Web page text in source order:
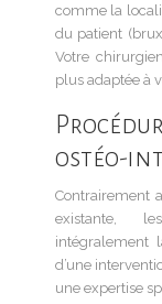
comme la
du patient
Votre
plus adaptée à
ostéo-
Contrairement
existante,
intégralement
d’une
une expertise